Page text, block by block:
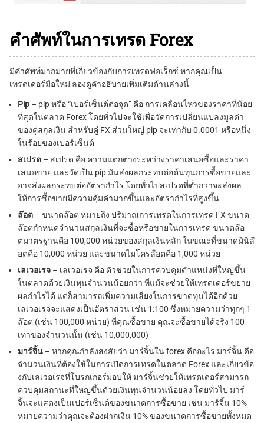
คำศัพท์ในการเทรด Forex
มีคำศัพท์มากมายที่เกี่ยวข้องกับการเทรดฟอเร็กซ์ หากคุณเป็น
เทรดเดอร์มือใหม่ ลองดูคำอธิบายเพิ่มเติมด้านล่างนี้
Pip – pip หรือ “เปอร์เซ็นต์ต่อจุด” คือ การเคลื่อนไหวของราคาที่น้อย
ที่สุดในตลาด Forex โดยทั่วไปจะใช้เพื่อวัดการเปลี่ยนแปลงมูลค่า
ของคู่สกุลเงิน สำหรับคู่ FX ส่วนใหญ่ pip จะเท่ากับ 0.0001 หรือหนึ่ง
ในร้อยของเปอร์เซ็นต์
สเปรด – สเปรด คือ ความแตกต่างระหว่างราคาเสนอซื้อและราคา
เสนอขาย และวัดเป็น pip มันส่งผลกระทบต่อต้นทุนการซื้อขายและ
อาจส่งผลกระทบต่ออัตรากำไร โดยทั่วไปสเปรดที่ต่ำกว่าจะส่งผล
ให้การซื้อขายมีความคุ้มค่ามากขึ้นและอัตรากำไรที่สูงขึ้น
ล๊อต – ขนาดล๊อต หมายถึง ปริมาณการเทรดในการเทรด FX ขนาด
ล๊อตกำหนดจำนวนสกุลเงินที่จะซื้อหรือขายในการเทรด ขนาดล๊อ
ตมาตรฐานคือ 100,000 หน่วยของสกุลเงินหลัก ในขณะที่ขนาดมินิล๊
อตคือ 10,000 หน่วย และขนาดไมโครล๊อตคือ 1,000 หน่วย
เลเวอเรจ – เลเวอเรจ คือ ตัวช่วยในการควบคุมตำแหน่งที่ใหญ่ขึ้น
ในตลาดด้วยเงินทุนจำนวนน้อยกว่า ที่แม้จะช่วยให้เทรดเดอร์ขยาย
ผลกำไรได้ แต่ก็สามารถเพิ่มความเสี่ยงในการขาดทุนได้อีกด้วย
เลเวอเรจจะแสดงเป็นอัตราส่วน เช่น 1:100 ซึ่งหมายความว่าทุกๆ 1
ล๊อต (เช่น 100,000 หน่วย) ที่คุณซื้อขาย คุณจะซื้อขายได้จริง 100
เท่าของจำนวนนั้น (เช่น 10,000,000)
มาร์จิ้น – หากคุณกำลังสงสัยว่า มาร์จิ้นใน forex คืออะไร มาร์จิ้น คือ
จำนวนเงินที่ต้องใช้ในการเปิดการเทรดในตลาด Forex และเกี่ยวข้อ
งกับเลเวอเรจที่โบรกเกอร์มอบให้ มาร์จิ้นช่วยให้เทรดเดอร์สามารถ
ควบคุมสถานะที่ใหญ่ขึ้นด้วยเงินทุนจำนวนน้อยลง โดยทั่วไป มาร์
จิ้นจะแสดงเป็นเปอร์เซ็นต์ของขนาดการซื้อขาย เช่น มาร์จิ้น 10%
หมายความว่าคุณจะต้องฝากเงิน 10% ของขนาดการซื้อขายทั้งหมด